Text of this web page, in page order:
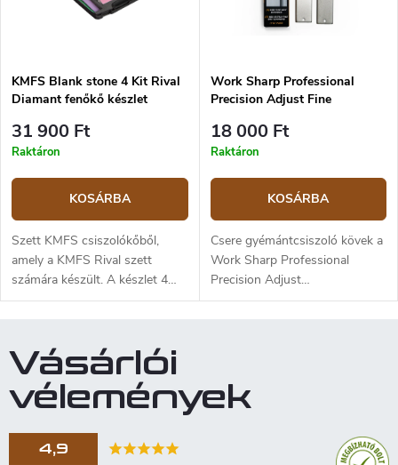
penge irányába mozdítja el. A
papírokat élezés közben vízzel
(csiszolhatja). Ezt a
köszörűköveket műanyag
tokban szállítjuk,
haberősítéssel. A KMFS
hűségkedvezményt alkalmazni.
KMFS Blank stone 4 Kit Rival
Diamant fenőkő készlet
31 900 Ft
Raktáron
KOSÁRBA
Szett KMFS csiszolókőből,
amely a KMFS Rival szett
számára készült. A készlet 4
darab alumínium „követ”
finomságú gyémánt csiszoló
betétek vannak ragasztva,
valamint 4 darab csere
betétet. A KMFS termékekre
nem érvényesíthető
Work Sharp Professional
Precision Adjust Fine
Gyémánt Lap
18 000 Ft
Raktáron
KOSÁRBA
Csere gyémántcsiszoló kövek a
Work Sharp Professional
Precision Adjust
csiszolókészlethez. A kövek
szakaszára alkalmasak . A
olaj vagy víz használata nem
Vásárlói
vélemények
4,9